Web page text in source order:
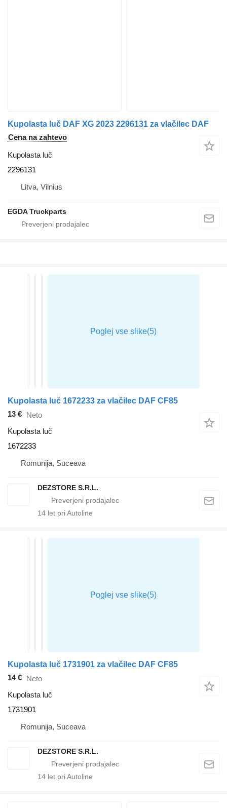
Kupolasta luč DAF XG 2023 2296131 za vlačilec DAF
Cena na zahtevo
Kupolasta luč
2296131
Litva, Vilnius
EGDA Truckparts
Kupolasta luč 1672233 za vlačilec DAF CF85
13 € Neto
Kupolasta luč
1672233
Romunija, Suceava
DEZSTORE S.R.L.
14 let pri Autoline
Kupolasta luč 1731901 za vlačilec DAF CF85
14 € Neto
Kupolasta luč
1731901
Romunija, Suceava
DEZSTORE S.R.L.
14 let pri Autoline